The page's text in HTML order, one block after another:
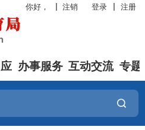
你好， 注销 登录 注册
办事服务 互动交流 专题